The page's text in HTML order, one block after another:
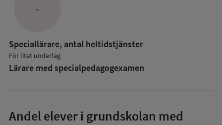
-
Speciallärare, antal heltidstjänster
För litet underlag
Lärare med specialpedagog­examen
Andel elever i grundskolan med